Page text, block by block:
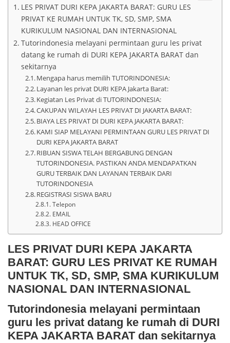
LES PRIVAT DURI KEPA JAKARTA BARAT: GURU LES
PRIVAT KE RUMAH UNTUK TK, SD, SMP, SMA
KURIKULUM NASIONAL DAN INTERNASIONAL
Tutorindonesia melayani permintaan guru les privat
datang ke rumah di DURI KEPA JAKARTA BARAT dan
sekitarnya
Mengapa harus memilih TUTORINDONESIA:
Layanan les privat DURI KEPA Jakarta Barat:
Kegiatan Les Privat di TUTORINDONESIA:
CAKUPAN WILAYAH LES PRIVAT DI JAKARTA BARAT:
BIAYA LES PRIVAT DI DURI KEPA JAKARTA BARAT:
KAMI SIAP MELAYANI PERMINTAAN GURU LES PRIVAT DI
DURI KEPA JAKARTA BARAT
RIBUAN SISWA TELAH BERGABUNG DENGAN
TUTORINDONESIA. PASTIKAN ANDA MENDAPATKAN
GURU TERBAIK DAN LAYANAN TERBAIK DARI
TUTORINDONESIA
REGISTRASI SISWA BARU
Telepon
EMAIL
HEAD OFFICE
LES PRIVAT DURI KEPA JAKARTA
BARAT: GURU LES PRIVAT KE RUMAH
UNTUK TK, SD, SMP, SMA KURIKULUM
NASIONAL DAN INTERNASIONAL
Tutorindonesia melayani permintaan
guru les privat datang ke rumah di DURI
KEPA JAKARTA BARAT dan sekitarnya